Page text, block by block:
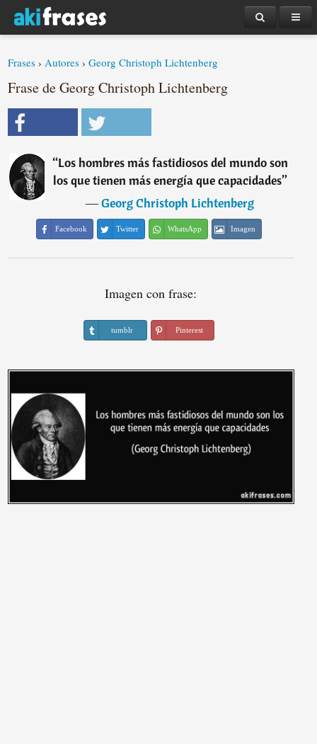
Frases ›Autores ›Georg Christoph Lichtenberg
Frase de Georg Christoph Lichtenberg
“Los hombres más fastidiosos del mundo son
los que tienen más energía que capacidades”
―Georg Christoph Lichtenberg
Facebook Twitter WhatsApp Imagen
Imagen con frase:
tumblr Pinterest